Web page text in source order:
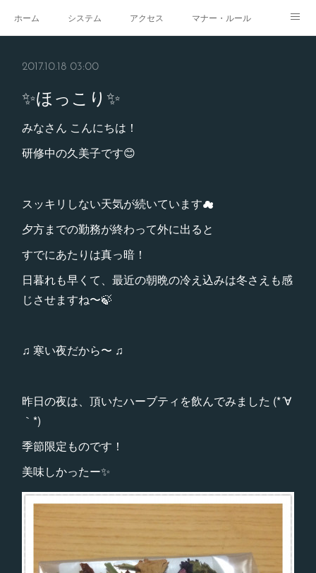
ホーム システム アクセス マナー・ルール
2017.10.18 03:00
✨ほっこり✨
みなさん こんにちは！
研修中の久美子です😊
スッキリしない天気が続いています☁︎
夕方までの勤務が終わって外に出ると
すでにあたりは真っ暗！
日暮れも早くて、最近の朝晩の冷え込みは冬さえも感
じさせますね〜🍃
♫ 寒い夜だから〜 ♫
昨日の夜は、頂いたハーブティを飲んでみました (*´∀
｀*)
季節限定ものです！
美味しかったー✨